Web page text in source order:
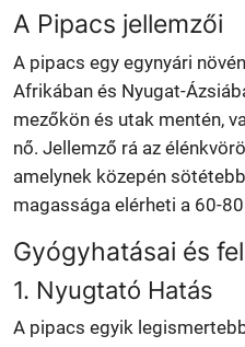
A Pipacs jellemzői
A pipacs egy egynyári
Afrikában és Nyugat-
mezőkön és utak mentén,
nő. Jellemző rá az
amelynek közepén
magassága elérheti a 60-
Gyógyhatásai és
1. Nyugtató Hatás
A pipacs egyik